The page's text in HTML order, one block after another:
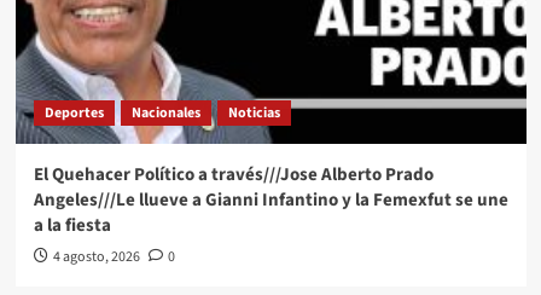
Deportes Nacionales Noticias
El Quehacer Político a través///Jose Alberto Prado
Angeles///Le llueve a Gianni Infantino y la Femexfut se une
a la fiesta
4 agosto, 2026 0